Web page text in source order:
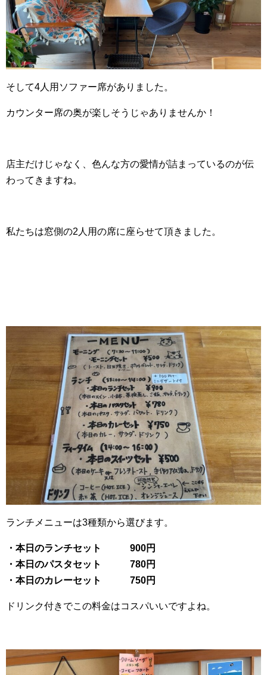
そして4人用ソファー席がありました。
カウンター席の奥が楽しそうじゃありませんか！
店主だけじゃなく、色んな方の愛情が詰まっているのが伝
わってきますね。
私たちは窓側の2人用の席に座らせて頂きました。
ランチメニューは3種類から選びます。
・本日のランチセット 900円
・本日のパスタセット 780円
・本日のカレーセット 750円
ドリンク付きでこの料金はコスパいいですよね。